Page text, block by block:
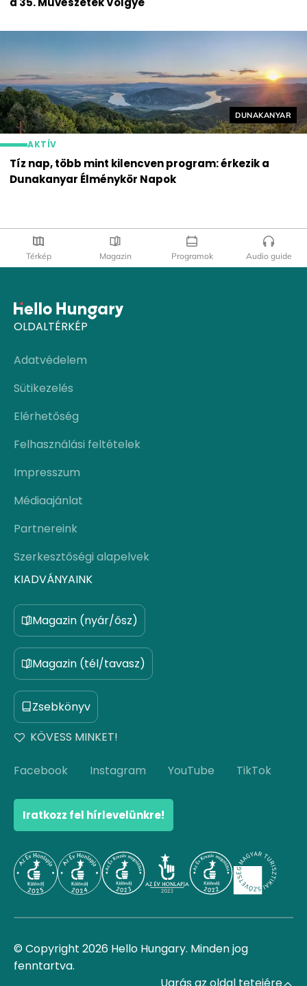
Helyszín
DUNAKANYAR
AKTÍV
Tíz nap, több mint kilencven program: érkezik a
Dunakanyar Élménykör Napok
Térkép Magazin Programok Audio guide
OLDALTÉRKÉP
Adatvédelem
Sütikezelés
Elérhetőség
Felhasználási feltételek
Impresszum
Médiaajánlat
Partnereink
Szerkesztőségi alapelvek
KIADVÁNYAINK
Magazin (nyár/ősz)
Magazin (tél/tavasz)
Zsebkönyv
KÖVESS MINKET!
Facebook Instagram YouTube TikTok
Iratkozz fel hírlevelünkre!
© Copyright 2026 Hello Hungary. Minden jog
fenntartva.